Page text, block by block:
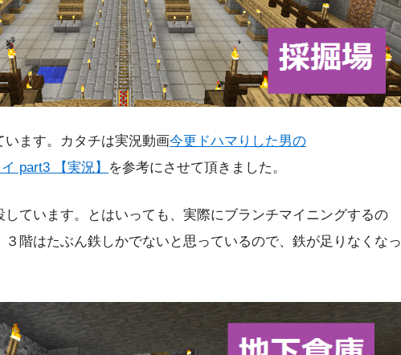
ます。カタチは実況動画今更ドハマりした男の
part3 【実況】 を参考にさせて頂きました。
しています。とはいっても、実際にブランチマイニングするの
階はたぶん鉄しかでないと思っているので、鉄が足りなくなっ